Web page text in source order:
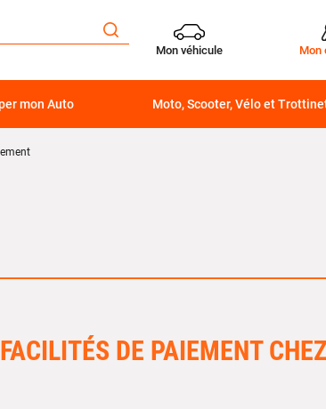
Mon véhicule Mon
mon Auto Moto, Scooter, Vélo et
DE PAIEMENT